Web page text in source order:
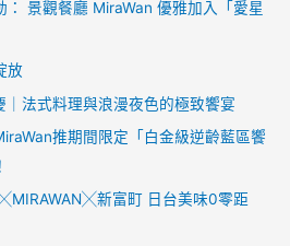
： 景觀餐廳 MiraWan 優雅加入「愛星
放
法式料理與浪漫夜色的極致饗宴
推期間限定「白金級逆齡藍區饗
新富町 日台美味0零距